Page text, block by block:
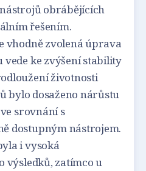
obrábějících
řešením.
vhodně zvolená úprava
ke zvýšení stability
životnosti
bylo dosaženo nárůstu
srovnání s
dostupným nástrojem.
i vysoká
výsledků, zatímco u